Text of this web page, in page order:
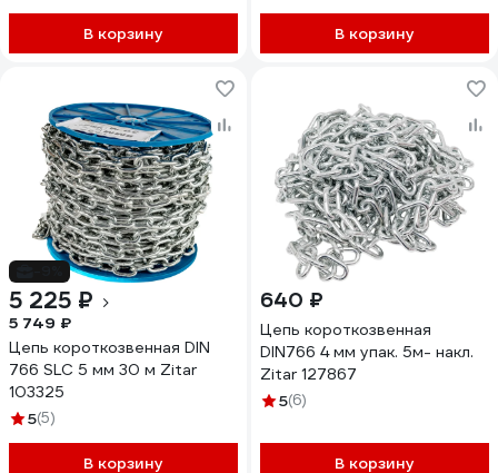
В корзину В корзину
5 225 ₽
5 749 ₽
Цепь короткозвенная DIN
766 SLC 5 мм 30 м Zitar
103325
5(5)
В корзину
640 ₽
Цепь короткозвенная
DIN766 4 мм упак. 5м- накл.
Zitar 127867
5(6)
В корзину